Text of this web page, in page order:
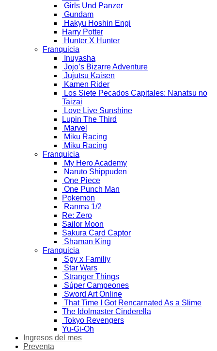
Girls Und Panzer
Gundam
Hakyu Hoshin Engi
Harry Potter
Hunter X Hunter
Franquicia
Inuyasha
Jojo’s Bizarre Adventure
Jujutsu Kaisen
Kamen Rider
Los Siete Pecados Capitales: Nanatsu no
Taizai
Love Live Sunshine
Lupin The Third
Marvel
Miku Racing
Miku Racing
Franquicia
My Hero Academy
Naruto Shippuden
One Piece
One Punch Man
Pokemon
Ranma 1/2
Re: Zero
Sailor Moon
Sakura Card Captor
Shaman King
Franquicia
Spy x Familiy
Star Wars
Stranger Things
Súper Campeones
Sword Art Online
That Time I Got Rencarnated As a Slime
The Idolmaster Cinderella
Tokyo Revengers
Yu-Gi-Oh
Ingresos del mes
Preventa